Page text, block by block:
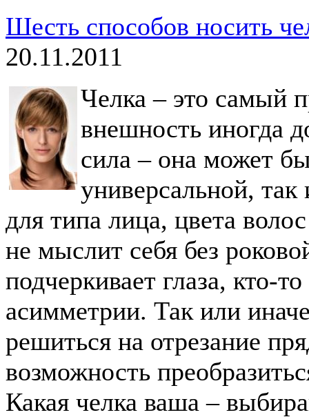
Шесть способов носить
20.11.2011
Челка – это самый
внешность иногда
сила – она может
универсальной,
для типа лица, цвета
не мыслит себя без
подчеркивает глаза, кто-
асимметрии. Так или
решиться на отрезание
возможность
Какая челка ваша –